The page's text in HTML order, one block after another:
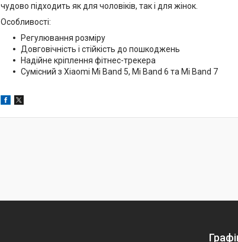
чудово підходить як для чоловіків, так і для жінок.
Особливості:
Регулювання розміру
Довговічність і стійкість до пошкоджень
Надійне кріплення фітнес-трекера
Сумісний з Xiaomi Mi Band 5, Mi Band 6 та Mi Band 7